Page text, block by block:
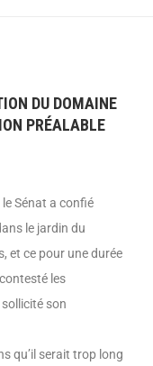
DU DOMAINE
PRÉALABLE
Sénat a confié
le jardin du
et ce pour une durée
les
son
qu’il serait trop long